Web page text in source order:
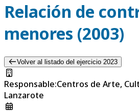
Relación de
menores (2003)
Volver al listado del ejercicio 2023
Responsable:Centros de Arte,
Lanzarote